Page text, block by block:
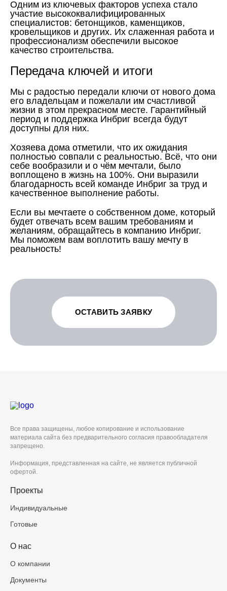
Одним из ключевых факторов успеха стало
участие высококвалифицированных
специалистов: бетонщиков, каменщиков,
кровельщиков и других. Их слаженная работа и
профессионализм обеспечили высокое
качество строительства.
Передача ключей и итоги
Мы с радостью передали ключи от нового дома
его владельцам и пожелали им счастливой
жизни в этом прекрасном месте. Гарантийный
период и поддержка Инбриг всегда будут
доступны для них.
Хозяева дома отметили, что их ожидания
полностью совпали с реальностью. Всё, что они
себе вообразили и о чём мечтали, было
воплощено в жизнь на 100%. Они выразили
благодарность всей команде Инбриг за труд и
качественное выполнение работы.
Если вы мечтаете о собственном доме, который
будет отвечать всем вашим требованиям и
желаниям, обращайтесь в компанию Инбриг.
Мы поможем вам воплотить вашу мечту в
реальность!
ОСТАВИТЬ ЗАЯВКУ
Все права защищены, любое копирование и использование
материала сайта без предварительного согласия правообладателя
запрещено.
Информация, представленная на сайте, не является публичной
офертой.
Проекты
Индивидуальные
Готовые
О нас
О компании
Документы